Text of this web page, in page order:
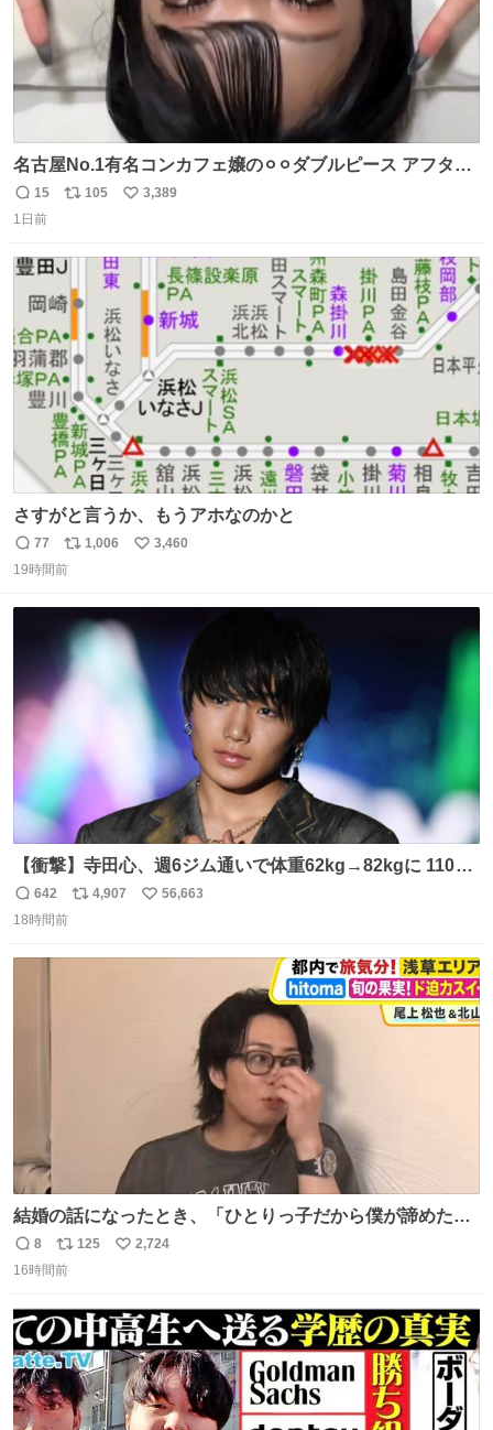
名古屋No.1有名コンカフェ嬢の⚪︎⚪︎ダブルピース アフター
で毎回これしてくれたらそりゃ通うわw
返
信
15
リ
ト
数
105
い
3,389
1日前
さすがと言うか、もうアホなのかと
返
信
77
リ
ポ
ト
数
1,006
い
3,460
19時間前
【衝撃】寺田心、週6ジム通いで体重62kg→82kgに 110kg
のベンチプレス持ち上げる姿披露
news.livedoor.com/article/detail… 元々自重のみだった
のためおにぎり10個、ゼリー飲料3～4本、パスタと毎日4
千kcalオーバーの食事を摂取し、増量したという。
返
信
642
リ
4,907
い
56,663
18時間前
結婚の話になったとき、「ひとりっ子だから僕が諦めた瞬
間に一族が潰える」「死ぬとき1人とか嫌」だから結婚願
望は"ある"って答えたものの、結局「（結婚は）向いてね
えて言葉を選んで、まるく収めてくれたんだなと思った
返
信
8
リ
ポ
ト
数
125
い
数
2,724
16時間前